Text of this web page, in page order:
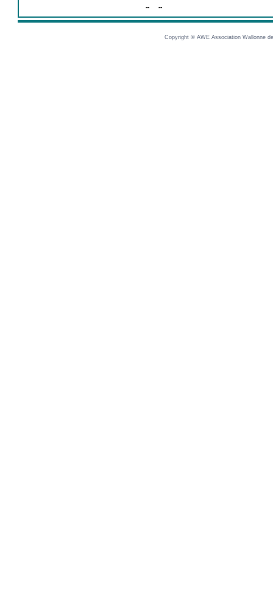
--
--
Copyright © AWE Association Wallonne